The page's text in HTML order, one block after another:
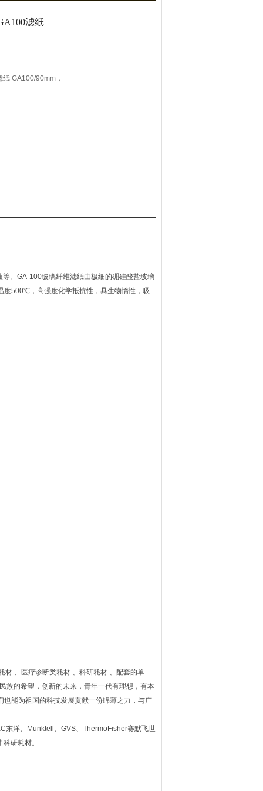
滤纸
GA100/90mm，
。GA-100玻璃纤维滤纸由极细的硼硅酸盐玻璃
度500℃，高强度化学抵抗性，具生物惰性，吸
、医疗诊断类耗材 、科研耗材 、配套的单
族的希望，创新的未来，青年一代有理想，有本
能为祖国的科技发展贡献一份绵薄之力，与广
东洋、Munktell、GVS、ThermoFisher赛默飞世
研耗材。